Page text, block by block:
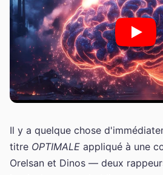
Il y a quelque chose
titre OPTIMALE appliqué à une
Orelsan et Dinos — deux